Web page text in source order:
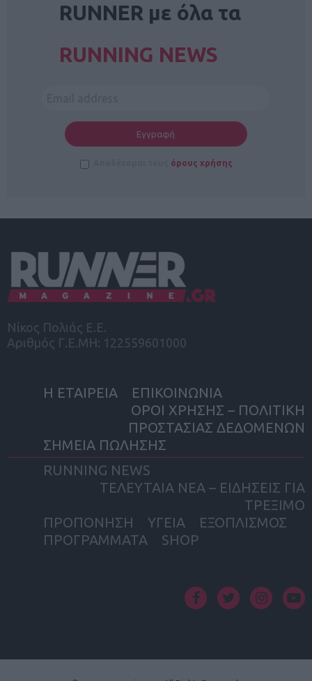
RUNNER με όλα τα
RUNNING NEWS
όρους χρήσης
Νίκος Πολιάς Ε.Ε.
Αριθμός Γ.Ε.ΜΗ: 122559601000
Η ΕΤΑΙΡΕΙΑ
ΕΠΙΚΟΙΝΩΝΙΑ
ΟΡΟΙ ΧΡΗΣΗΣ – ΠΟΛΙΤΙΚΗ
ΠΡΟΣΤΑΣΙΑΣ ΔΕΔΟΜΕΝΩΝ
ΣΗΜΕΙΑ ΠΩΛΗΣΗΣ
RUNNING NEWS
ΤΕΛΕΥΤΑΙΑ ΝΕΑ – ΕΙΔΗΣΕΙΣ ΓΙΑ
ΤΡΕΞΙΜΟ
ΠΡΟΠΟΝΗΣΗ
ΥΓΕΙΑ
ΕΞΟΠΛΙΣΜΟΣ
ΠΡΟΓΡΑΜΜΑΤΑ
SHOP